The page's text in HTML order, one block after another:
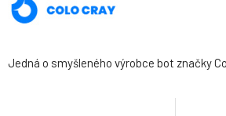
Jedná o smyšleného výrobce bot značky